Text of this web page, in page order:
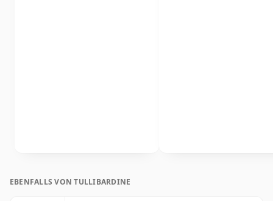
EBENFALLS VON TULLIBARDINE